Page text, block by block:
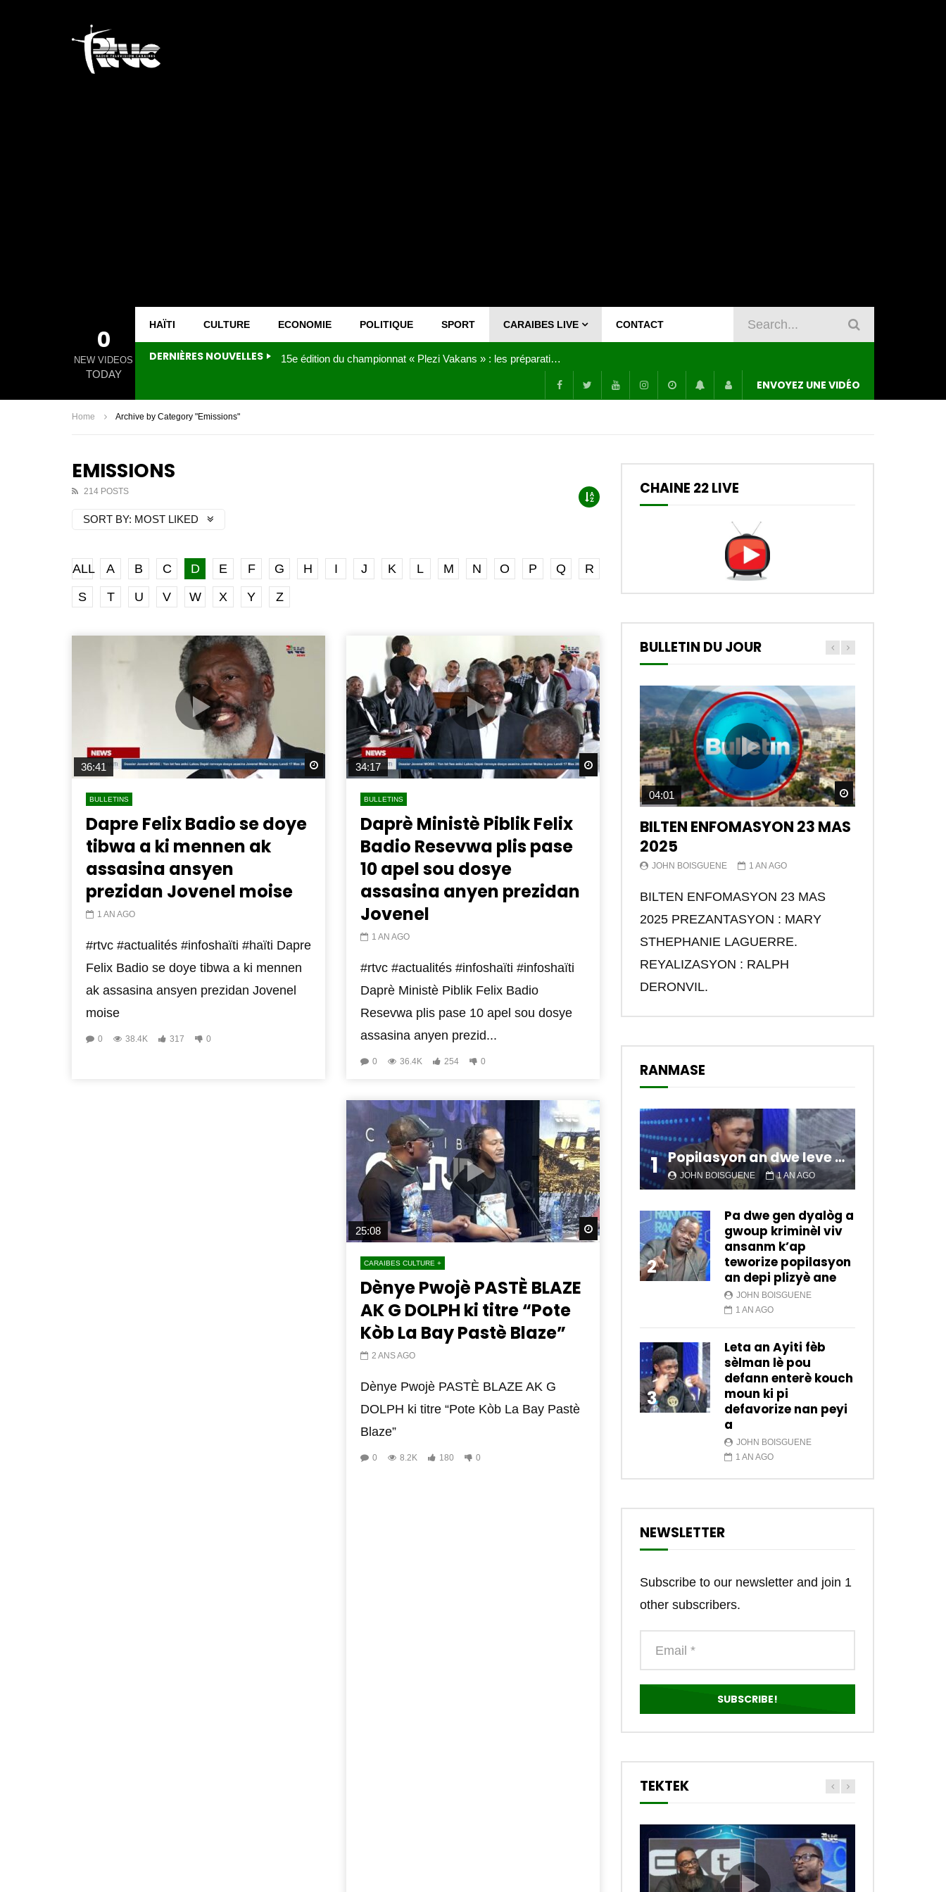
0
NEW VIDEOS
TODAY
HAÏTI CULTURE ECONOMIE POLITIQUE SPORT CARAIBES LIVE CONTACT
DERNIÈRES NOUVELLES Joy Clerf Derisier, sur les traces de son père : évangéliser par la musique
ENVOYEZ UNE VIDÉO
Home Archive by Category "Emissions"
EMISSIONS
214 POSTS
SORT BY: MOST LIKED
ALL A B C D E F G H I J K L M N O P Q
R
S
T U V W X Y Z
Watch Later
36:41
BULLETINS
Dapre Felix Badio se doye
tibwa a ki mennen ak
assasina ansyen
prezidan Jovenel moise
1 AN AGO
#rtvc #actualités #infoshaïti #haïti Dapre
Felix Badio se doye tibwa a ki mennen
ak assasina ansyen prezidan Jovenel
moise
0 38.4K 317 0
Watch Later
34:17
BULLETINS
Daprè Ministè Piblik Felix
Badio Resevwa plis pase
10 apel sou dosye
assasina anyen prezidan
Jovenel
1 AN AGO
#rtvc #actualités #infoshaïti #infoshaïti
Daprè Ministè Piblik Felix Badio
Resevwa plis pase 10 apel sou dosye
assasina anyen prezid...
0 36.4K 254 0
Watch Later
25:08
CARAIBES CULTURE +
Dènye Pwojè PASTÈ BLAZE
AK G DOLPH ki titre “Pote
Kòb La Bay Pastè Blaze”
2 ANS AGO
Dènye Pwojè PASTÈ BLAZE AK G
DOLPH ki titre “Pote Kòb La Bay Pastè
Blaze”
0 8.2K 180 0
CHAINE 22 LIVE
BULLETIN DU JOUR
Watch Later
04:01
BILTEN ENFOMASYON 23 MAS
2025
JOHN BOISGUENE 1 AN AGO
BILTEN ENFOMASYON 23 MAS
2025 PREZANTASYON : MARY
STHEPHANIE LAGUERRE.
REYALIZASYON : RALPH
DERONVIL.
RANMASE
1 Popilasyon an dwe leve kanpe pou chanje sitiyasyon kawotik l’ap viv nan peyi a.
JOHN BOISGUENE 1 AN AGO
2
Pa dwe gen dyalòg a
gwoup kriminèl viv
ansanm k’ap
teworize popilasyon
an depi plizyè ane
JOHN BOISGUENE
1 AN AGO
3
Leta an Ayiti fèb
sèlman lè pou
defann enterè kouch
moun ki pi
defavorize nan peyi
a
JOHN BOISGUENE
1 AN AGO
NEWSLETTER
Subscribe to our newsletter and join 1
other subscribers.
TEKTEK